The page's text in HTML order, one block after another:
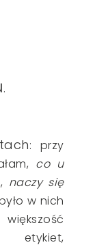
.
: przy
co u
naczy się
w nich